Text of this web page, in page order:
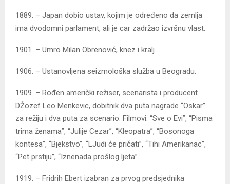
1889. – Japan dobio ustav, kojim je određeno da zemlja
ima dvodomni parlament, ali je car zadržao izvršnu vlast.
1901. – Umro Milan Obrenović, knez i kralj.
1906. – Ustanovljena seizmološka služba u Beogradu.
1909. – Rođen američki režiser, scenarista i producent
DŽozef Leo Menkevic, dobitnik dva puta nagrade “Oskar”
za režiju i dva puta za scenario. Filmovi: “Sve o Evi”, “Pisma
trima ženama”, “Julije Cezar”, “Kleopatra”, “Bosonoga
kontesa”, “Bjekstvo”, “LJudi će pričati”, “Tihi Amerikanac”,
“Pet prstiju”, “Iznenada prošlog ljeta”.
1919. – Fridrih Ebert izabran za prvog predsjednika